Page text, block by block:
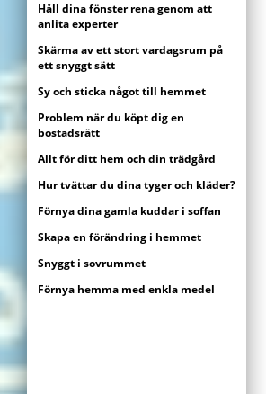
Håll dina fönster rena genom att
anlita experter
Skärma av ett stort vardagsrum på
ett snyggt sätt
Sy och sticka något till hemmet
Problem när du köpt dig en
bostadsrätt
Allt för ditt hem och din trädgård
Hur tvättar du dina tyger och kläder?
Förnya dina gamla kuddar i soffan
Skapa en förändring i hemmet
Snyggt i sovrummet
Förnya hemma med enkla medel